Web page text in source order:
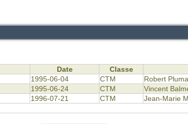
Date Classe
1995-06-04 CTM Robert
1995-06-24 CTM Vincent
1996-07-21 CTM Jean-Marie